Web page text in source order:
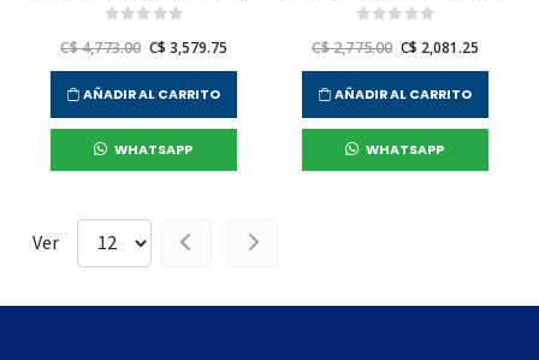
C$ 4,773.00 C$ 3,579.75
AÑADIR AL CARRITO
WHATSAPP
C$ 2,775.00 C$ 2,081.25
AÑADIR AL CARRITO
WHATSAPP
Ver